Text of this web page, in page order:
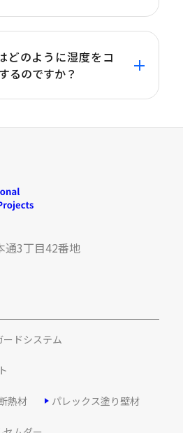
どのように湿度をコ
るのですか？
通3丁目42番地
ードシステム
熱材 パレックス塗り壁材